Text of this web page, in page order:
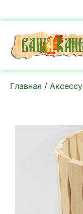
Главная /